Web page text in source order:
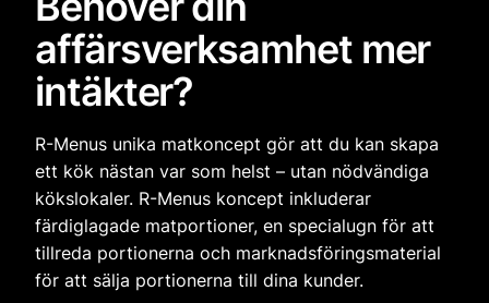
affärsverksamhet mer
intäkter?
R-Menus unika matkoncept gör att du kan skapa
ett kök nästan var som helst – utan nödvändiga
kökslokaler. R-Menus koncept inkluderar
färdiglagade matportioner, en specialugn för att
tillreda portionerna och marknadsföringsmaterial
för att sälja portionerna till dina kunder.